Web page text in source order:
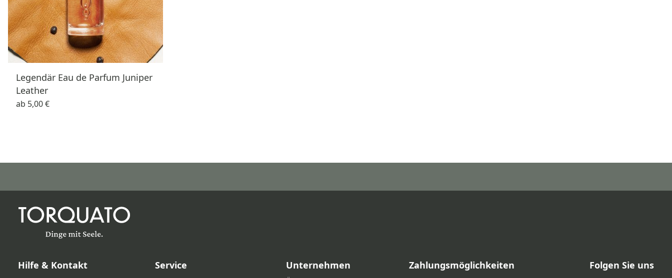
Legendär Eau de Parfum Juniper
Leather
ab 5,00 €
Hilfe & Kontakt Service Unternehmen Zahlungsmöglichkeiten Folgen Sie uns